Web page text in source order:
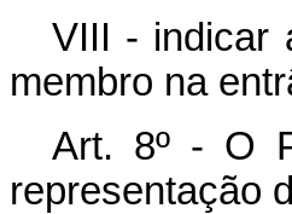
VIII - indicar
membro na
Art. 8º - O
representação